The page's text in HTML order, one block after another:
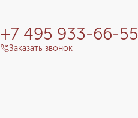
+7 495 933-66-55
Заказать звонок